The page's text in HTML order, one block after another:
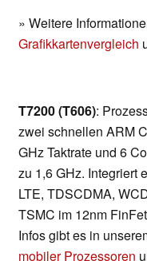
» Weitere
Grafikkartenvergleich
T7200 (T606):
zwei schnellen ARM
GHz Taktrate und 6
zu 1,6 GHz. Integriert
LTE, TDSCDMA,
TSMC im 12nm
Infos gibt es in
mobiler Prozessoren